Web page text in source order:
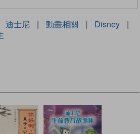
迪士尼 | 動畫相關 | Disney
|